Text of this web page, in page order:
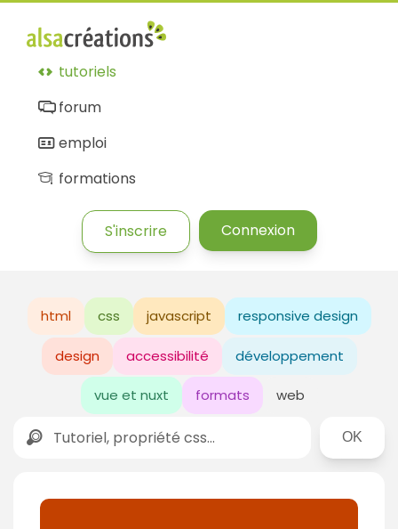
tutoriels
forum
emploi
formations
S'inscrire Connexion
html css javascript responsive design
design accessibilité développement
vue et nuxt formats web
Rechercher